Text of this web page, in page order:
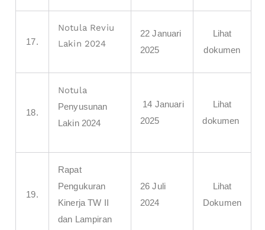
17.
Notula Reviu
Lakin 2024
22 Januari
2025
Lihat
dokumen
18.
Notula
Penyusunan
Lakin 2024
14 Januari
2025
Lihat
dokumen
19.
Rapat
Pengukuran
Kinerja TW II
dan Lampiran
26 Juli
2024
Lihat
Dokumen